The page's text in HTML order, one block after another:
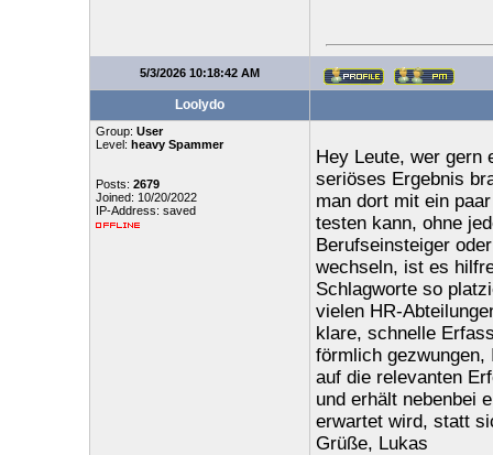
5/3/2026 10:18:42 AM
Loolydo
Group: User
Level: heavy Spammer
Posts: 2679
Joined: 10/20/2022
IP-Address: saved
Hey Leute, wer gern
seriöses Ergebnis
man dort mit ein
testen kann, ohne
Berufseinsteiger
wechseln, ist es
Schlagworte so
vielen HR-
klare, schnelle
förmlich
auf die relevanten
und erhält nebenbei
erwartet wird, statt
Grüße, Lukas